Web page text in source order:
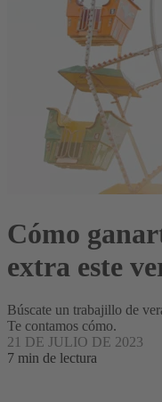
Cómo
extra este
Búscate un trabajillo de
Te contamos cómo.
21 DE JULIO DE 2023
7 min de lectura